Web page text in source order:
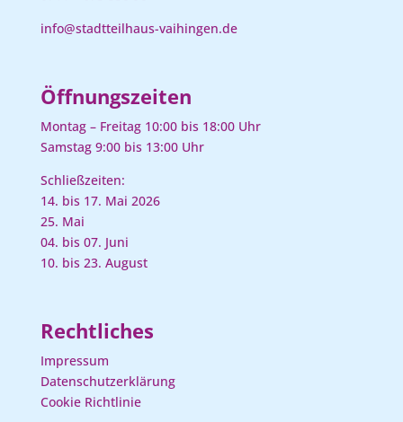
info@stadtteilhaus-vaihingen.de
Öffnungszeiten
Montag – Freitag 10:00 bis 18:00 Uhr
Samstag 9:00 bis 13:00 Uhr
Schließzeiten:
14. bis 17. Mai 2026
25. Mai
04. bis 07. Juni
10. bis 23. August
Rechtliches
Impressum
Datenschutzerklärung
Cookie Richtlinie